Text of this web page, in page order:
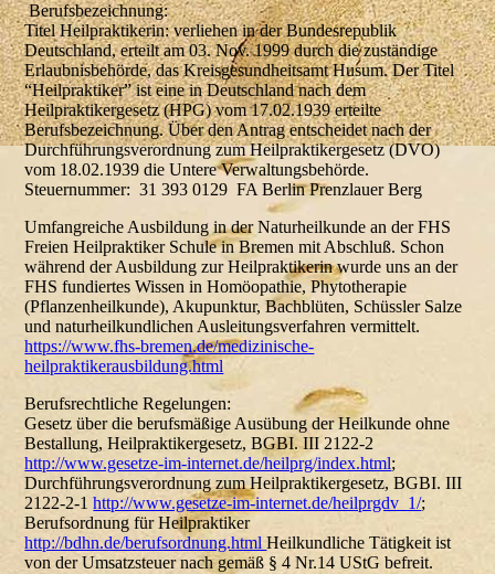
Berufsbezeichnung:
Titel Heilpraktikerin: verliehen in der Bundesrepublik
Deutschland, erteilt am 03. Nov. 1999 durch die zuständige
Erlaubnisbehörde, das Kreisgesundheitsamt Husum. Der Titel
“Heilpraktiker” ist eine in Deutschland nach dem
Heilpraktikergesetz (HPG) vom 17.02.1939 erteilte
Berufsbezeichnung. Über den Antrag entscheidet nach der
Durchführungsverordnung zum Heilpraktikergesetz (DVO)
vom 18.02.1939 die Untere Verwaltungsbehörde.
Steuernummer: 31 393 0129 FA Berlin Prenzlauer Berg
Umfangreiche Ausbildung in der Naturheilkunde an der FHS
Freien Heilpraktiker Schule in Bremen mit Abschluß. Schon
während der Ausbildung zur Heilpraktikerin wurde uns an der
FHS fundiertes Wissen in Homöopathie, Phytotherapie
(Pflanzenheilkunde), Akupunktur, Bachblüten, Schüssler Salze
und naturheilkundlichen Ausleitungsverfahren vermittelt.
https://www.fhs-bremen.de/medizinische-
heilpraktikerausbildung.html
Berufsrechtliche Regelungen:
Gesetz über die berufsmäßige Ausübung der Heilkunde ohne
Bestallung, Heilpraktikergesetz, BGBI. III 2122-2
http://www.gesetze-im-internet.de/heilprg/index.html;
Durchführungsverordnung zum Heilpraktikergesetz, BGBI. III
2122-2-1http://www.gesetze-im-internet.de/heilprgdv_1/;
Berufsordnung für Heilpraktiker
http://bdhn.de/berufsordnung.htmlHeilkundliche Tätigkeit ist
von der Umsatzsteuer nach gemäß § 4 Nr.14 UStG befreit.